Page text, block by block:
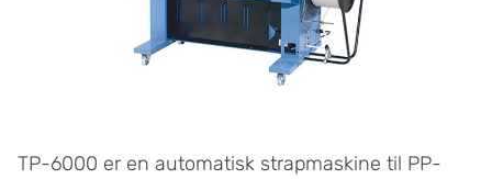
TP-6000 er en automatisk strapmaskine til PP-